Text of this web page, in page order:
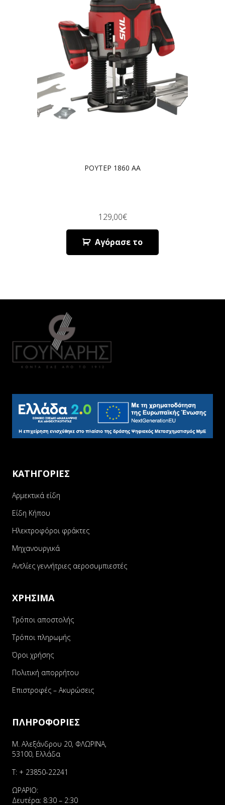
ΡΟΥΤΕΡ 1860 AA
129,00€
Αγόρασε το
ΚΑΤΗΓΟΡΙΕΣ
Αρμεκτικά είδη
Είδη Κήπου
Ηλεκτροφόροι φράκτες
Μηχανουργικά
Αντλίες γεννήτριες αεροσυμπιεστές
ΧΡΗΣΙΜΑ
Τρόποι αποστολής
Τρόποι πληρωμής
Όροι χρήσης
Πολιτική απορρήτου
Επιστροφές – Ακυρώσεις
ΠΛΗΡΟΦΟΡΙΕΣ
Μ. Αλεξάνδρου 20, ΦΛΩΡΙΝΑ,
53100, Ελλάδα
Τ: + 23850-22241
ΩΡΑΡΙΟ:
Δευτέρα: 8:30 – 2:30